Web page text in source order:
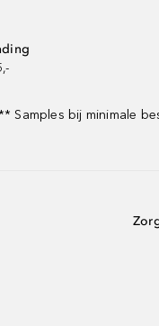
bij minimale